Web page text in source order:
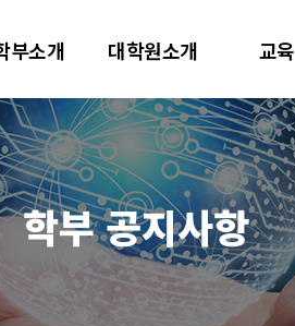
부소개 대학원소개 교육
학부 공지사항